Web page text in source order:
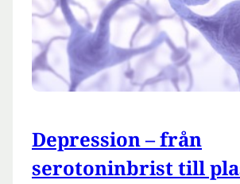
Depression – från
serotoninbrist till